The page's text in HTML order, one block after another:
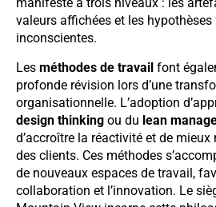
manifeste à trois niveaux : les
valeurs affichées et les
inconscientes.
Les méthodes de travail font
profonde révision lors d’une
organisationnelle. L’adoption
design thinking ou du lean
d’accroître la réactivité et de
des clients. Ces méthodes
de nouveaux espaces de travail,
collaboration et l’innovation. Le